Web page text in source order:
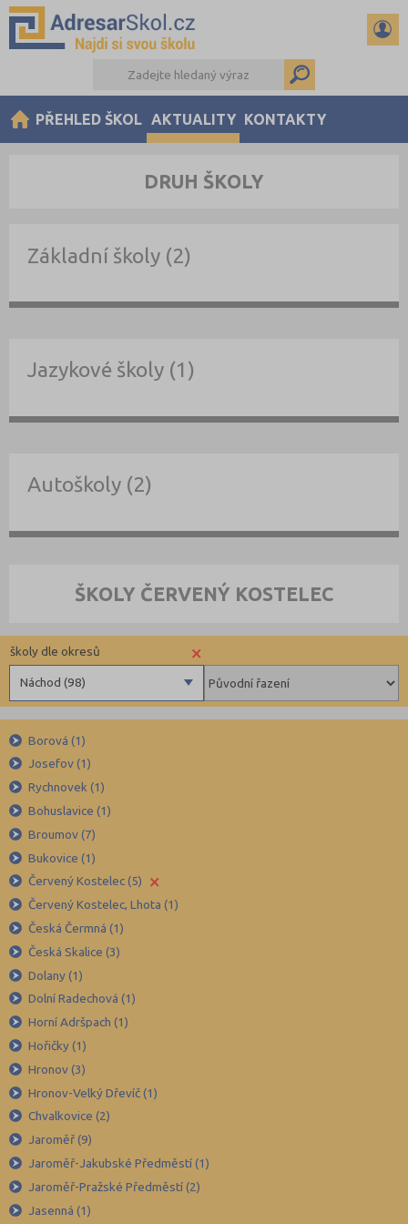
PŘEHLED ŠKOL AKTUALITY KONTAKTY
DRUH ŠKOLY
Základní školy (2)
Jazykové školy (1)
Autoškoly (2)
ŠKOLY ČERVENÝ KOSTELEC
×
Náchod (98)
školy dle okresů
Beroun (85)
Blansko (88)
Brno-město (317)
Brno-venkov (149)
Bruntál (73)
Břeclav (84)
Česká Lípa (79)
České Budějovice (173)
Český Krumlov (49)
Děčín (106)
Domažlice (49)
Frýdek-Místek (164)
Havlíčkův Brod (82)
Hodonín (119)
Hradec Králové (139)
Cheb (61)
Chomutov (65)
Borová (1)
Josefov (1)
Rychnovek (1)
Bohuslavice (1)
Broumov (7)
Bukovice (1)
Červený Kostelec (5)
×
Červený Kostelec, Lhota (1)
Česká Čermná (1)
Česká Skalice (3)
Dolany (1)
Dolní Radechová (1)
Horní Adršpach (1)
Hořičky (1)
Hronov (3)
Hronov-Velký Dřevíč (1)
Chvalkovice (2)
Jaroměř (9)
Jaroměř-Jakubské Předměstí (1)
Jaroměř-Pražské Předměstí (2)
Jasenná (1)